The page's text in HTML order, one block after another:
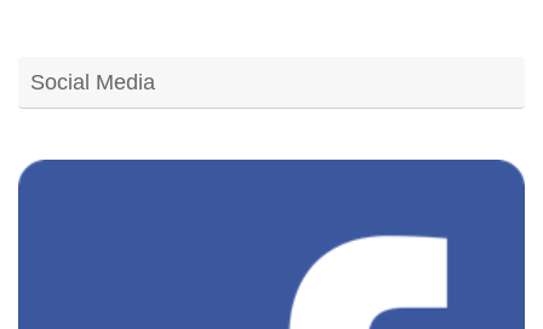
Social Media